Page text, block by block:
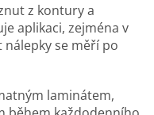
z kontury a
aplikaci, zejména v
se měří po
laminátem,